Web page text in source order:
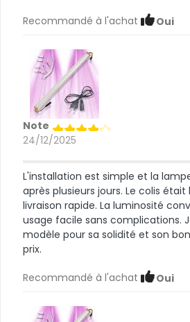
Recommandé à l'achat Oui
Note
24/12/2025
L'installation est simple et la
après plusieurs jours. Le colis
livraison rapide. La luminosité
usage facile sans complications.
modèle pour sa solidité et son
prix.
Recommandé à l'achat Oui